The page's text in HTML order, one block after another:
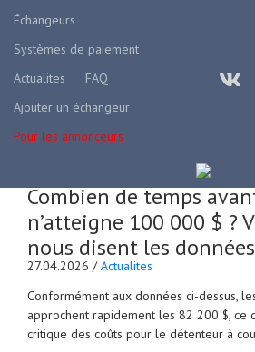
Échangeurs
Systèmes de paiement
Actualites
FAQ
Ajouter un échangeur
Pour les annonceurs
Combien de temps
n’atteigne 100 000 $ ?
nous disent les
27.04.2026 /Actualites
Conformément aux données ci-dessus,
approchent rapidement les 82 200 $, ce
critique des coûts pour le détenteur à